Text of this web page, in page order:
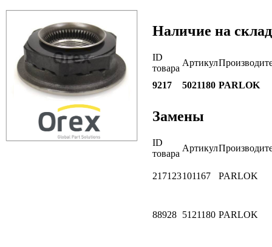
Наличие на
ID
товара
Артикул
9217 5021180 PARLOK
Замены
ID
товара
Артикул
217123101167 PARLOK
88928 5121180 PARLOK